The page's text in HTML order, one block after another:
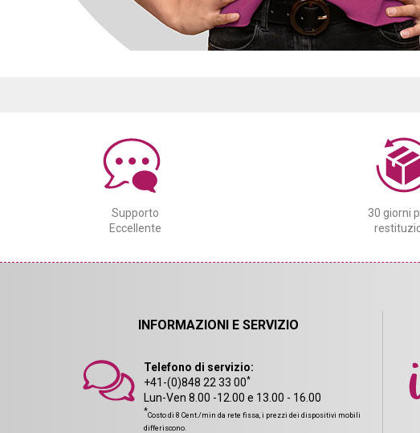
Supporto
Eccellente
30 giorni
INFORMAZIONI E SERVIZIO
Telefono di servizio:
+41-(0)848 22 33 00*
Lun-Ven 8.00 -12.00 e 13.00 - 16.00
*Costo di 8 Cent./min da rete fissa, i prezzi dei dispositivi mobili
differiscono.